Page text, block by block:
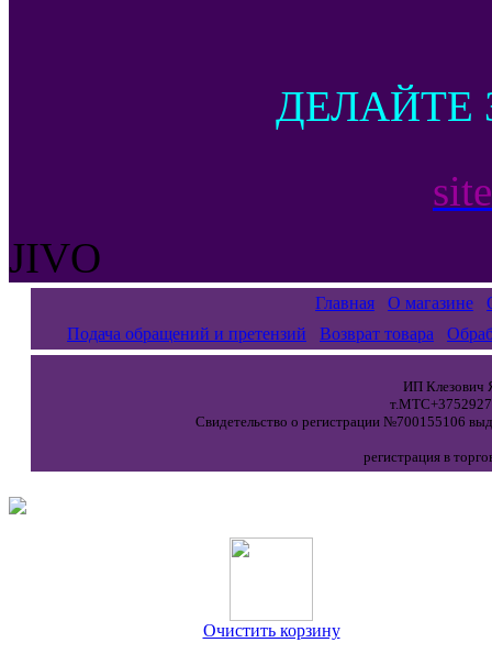
ДЕЛАЙТЕ
JIVO
Главная О магазине
Подача обращений и претензий
Возврат товара
ИП Клезович
Свидетельство о регистрации №700155106
регистрация в
Очистить корзину